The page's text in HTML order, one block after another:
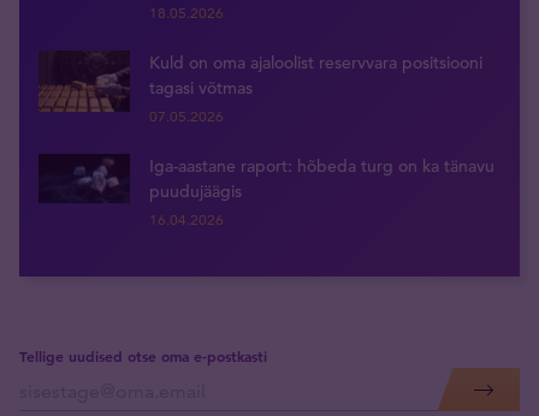
18.05.2026
Kuld on oma ajaloolist reservvara positsiooni
tagasi võtmas
07.05.2026
Iga-aastane raport: hõbeda turg on ka tänavu
puudujäägis
16.04.2026
Tellige uudised otse oma e-postkasti